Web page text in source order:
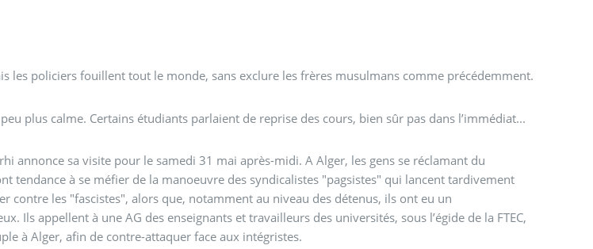
les policiers fouillent tout le monde, sans exclure les frères musulmans comme précédemment.
plus calme. Certains étudiants parlaient de reprise des cours, bien sûr pas dans l’immédiat...
annonce sa visite pour le samedi 31 mai après-midi. A Alger, les gens se réclamant du
tendance à se méfier de la manoeuvre des syndicalistes "pagsistes" qui lancent tardivement
contre les "fascistes", alors que, notamment au niveau des détenus, ils ont eu un
Ils appellent à une AG des enseignants et travailleurs des universités, sous l’égide de la FTEC,
à Alger, afin de contre-attaquer face aux intégristes.